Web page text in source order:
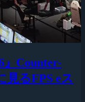
』Counter-
見るFPS eス